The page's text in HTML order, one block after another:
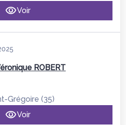
Voir
ROBERT
Grégoire (35)
Voir